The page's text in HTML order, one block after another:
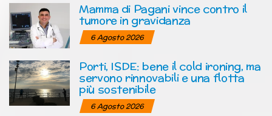
Mamma di Pagani vince contro il
tumore in gravidanza
6 Agosto 2026
Porti, ISDE: bene il cold ironing, ma
servono rinnovabili e una flotta
più sostenibile
6 Agosto 2026